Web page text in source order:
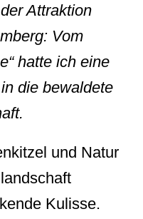
Attraktion
Vom
hatte ich eine
die bewaldete
und Natur
Kulisse.